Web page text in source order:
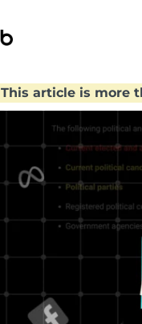
This article is more